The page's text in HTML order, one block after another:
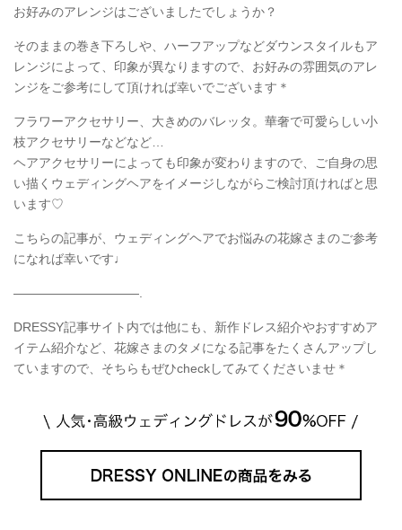
お好みのアレンジはございましたでしょうか？
そのままの巻き下ろしや、ハーフアップなどダウンスタイルもア
レンジによって、印象が異なりますので、お好みの雰囲気のアレ
ンジをご参考にして頂ければ幸いでございます＊
フラワーアクセサリー、大きめのバレッタ。華奢で可愛らしい小
枝アクセサリーなどなど…
ヘアアクセサリーによっても印象が変わりますので、ご自身の思
い描くウェディングヘアをイメージしながらご検討頂ければと思
います♡
こちらの記事が、ウェディングヘアでお悩みの花嫁さまのご参考
になれば幸いです♩
——————————.
DRESSY記事サイト内では他にも、新作ドレス紹介やおすすめア
イテム紹介など、花嫁さまのタメになる記事をたくさんアップし
ていますので、そちらもぜひcheckしてみてくださいませ＊